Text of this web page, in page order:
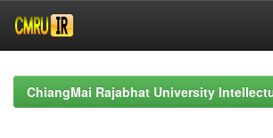
navigationChiangMai Rajabhat University